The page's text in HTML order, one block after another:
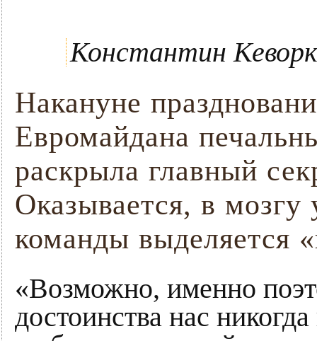
Константин
Накануне
Евромайдана
раскрыла главный
Оказывается, в мозгу
команды выделяется
«Возможно, именно
достоинства нас